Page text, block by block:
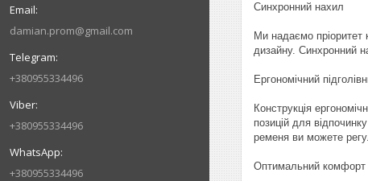
damian.prom@gmail.com
+380955334496
+380955334496
+380955334496
Синхронний нахил
Ми надаємо пріоритет
дизайну. Синхронний
Ергономічний
Конструкція
позицій для
ременя ви можете
Оптимальний комфорт